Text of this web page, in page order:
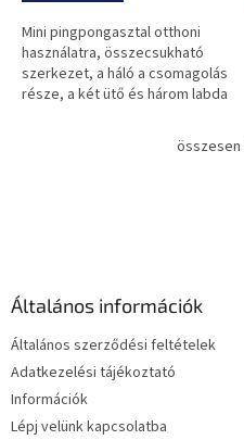
0,0
csillag.
Mini pingpongasztal otthoni
használatra, összecsukható
szerkezet, a háló a csomagolás
része, a két ütő és három labda
összesen
Általános információk
Általános szerződési feltételek
Adatkezelési tájékoztató
Információk
Lépj velünk kapcsolatba